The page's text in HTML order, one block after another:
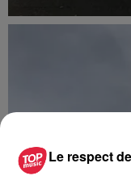
Le respect